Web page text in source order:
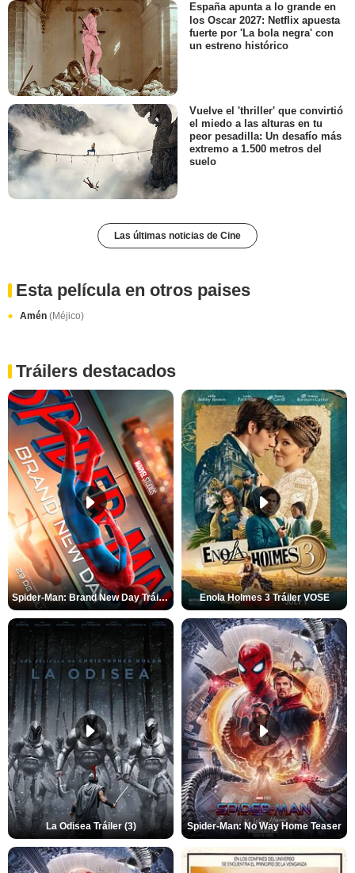
España apunta a lo grande en
los Oscar 2027: Netflix apuesta
fuerte por 'La bola negra' con
un estreno histórico
Vuelve el 'thriller' que convirtió
el miedo a las alturas en tu
peor pesadilla: Un desafío más
extremo a 1.500 metros del
suelo
Las últimas noticias de Cine
Esta película en otros paises
Amén (Méjico)
Tráilers destacados
Spider-Man: Brand New Day Tráiler (3) Enola Holmes 3 Tráiler VOSE
La Odisea Tráiler (3) Spider-Man: No Way Home Teaser